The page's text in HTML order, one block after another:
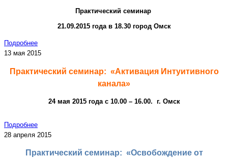
Практический семинар
21.09.2015 года в 18.30 город Омск
Подробнее
13 мая 2015
Практический семинар: «Активация Интуитивного
канала»
24 мая 2015 года с 10.00 – 16.00. г. Омск
Подробнее
28 апреля 2015
Практический семинар: «Освобождение от